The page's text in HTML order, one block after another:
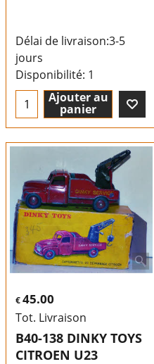
Délai de livraison:3-5
jours
Disponibilité: 1
Ajouter au
panier
€45.00
Tot. Livraison
B40-138 DINKY TOYS
CITROEN U23